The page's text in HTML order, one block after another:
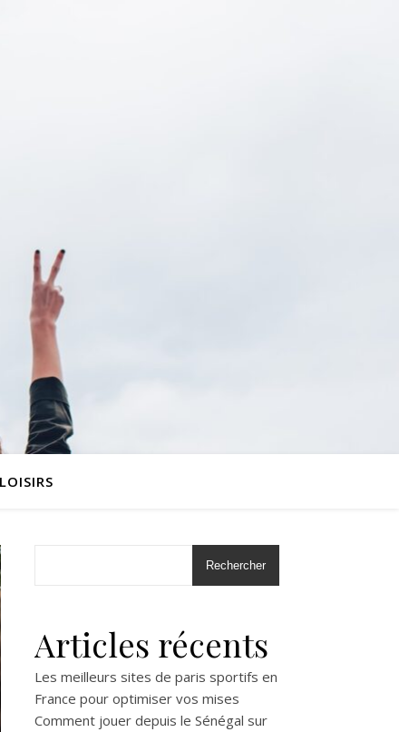
LOISIRS
Rechercher
Articles récents
Les meilleurs sites de paris sportifs en
France pour optimiser vos mises
Comment jouer depuis le Sénégal sur